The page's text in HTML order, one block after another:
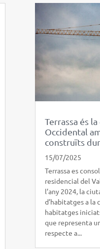
Terrassa és
Occidental
construïts
15/07/2025
Terrassa es
residencial del
l’any 2024, la
d’habitatges a la
habitatges
que representa
respecte a...